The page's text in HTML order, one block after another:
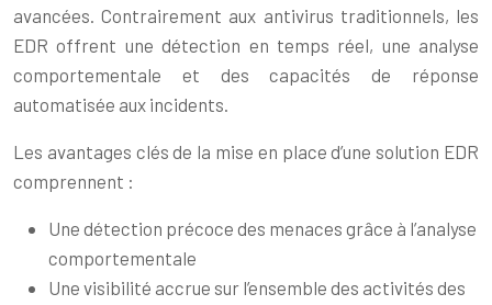
avancées. Contrairement aux antivirus traditionnels, les
EDR offrent une détection en temps réel, une analyse
comportementale et des capacités de réponse
automatisée aux incidents.
Les avantages clés de la mise en place d’une solution EDR
comprennent :
Une détection précoce des menaces grâce à l’analyse
comportementale
Une visibilité accrue sur l’ensemble des activités des